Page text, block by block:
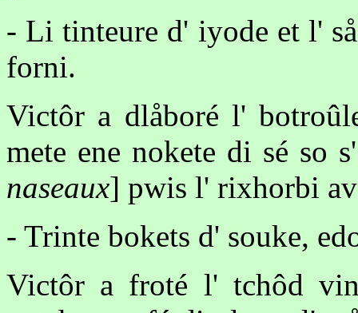
- Li tinteure d' iyode et l'
forni.
Victôr a dlåboré l'
mete ene nokete di sé so
naseaux] pwis l' rixhorbi
- Trinte bokets d' souke,
Victôr a froté l' tchôd